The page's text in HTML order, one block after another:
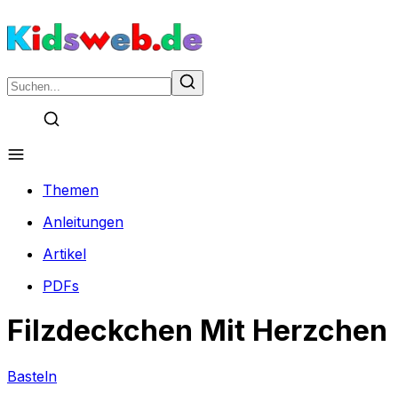
Themen
Anleitungen
Artikel
PDFs
Filzdeckchen Mit Herzchen
Basteln